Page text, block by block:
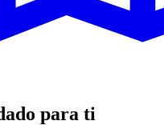
para ti